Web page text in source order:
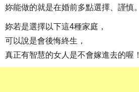
妳能做的就是在婚前多點選擇、謹慎。
妳若是選擇以下這4種家庭，
可以說是會後悔終生，
真正有智慧的女人是不會嫁進去的喔！